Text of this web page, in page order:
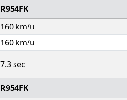
R954FK
160 km/u
160 km/u
7.3 sec
R954FK